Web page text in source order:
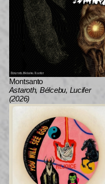
Montsanto
Astaroth, Bélcebu, Lucifer
(2026)